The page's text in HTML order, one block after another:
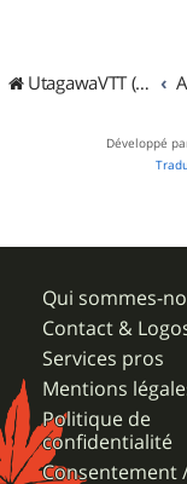
UtagawaVTT (Randos VTT et VTTAE avec traces GPS)
Développé
Qui sommes-
Contact &
Services pros
Mentions
Politique de
confidentialité
Consentement